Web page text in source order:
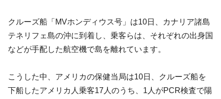
クルーズ船「MVホンディウス号」は10日、カナリア諸島
テネリフェ島の沖に到着し、乗客らは、それぞれの出身国
などが手配した航空機で島を離れています。
こうした中、アメリカの保健当局は10日、クルーズ船を
下船したアメリカ人乗客17人のうち、1人がPCR検査で陽